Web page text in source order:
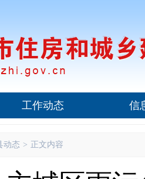
工作动态 信
动态 > 正文内容